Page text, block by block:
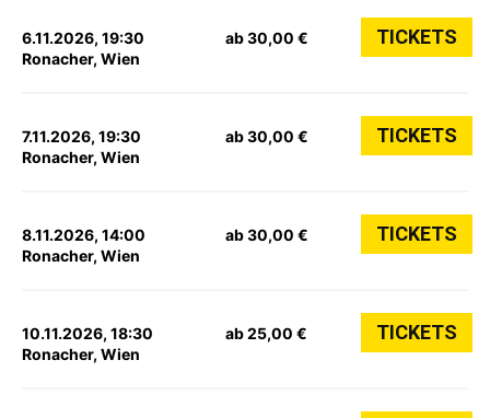
6.11.2026, 19:30
Ronacher, Wien
ab 30,00 € TICKETS
7.11.2026, 19:30
Ronacher, Wien
ab 30,00 € TICKETS
8.11.2026, 14:00
Ronacher, Wien
ab 30,00 € TICKETS
10.11.2026, 18:30
Ronacher, Wien
ab 25,00 € TICKETS